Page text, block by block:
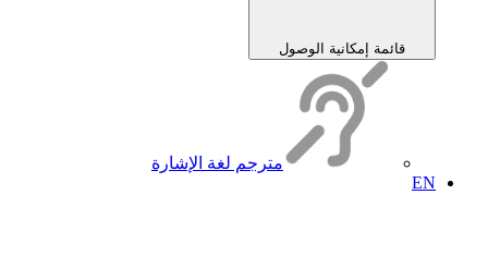
قائمة إمكانية الوصول
مترجم لغة الإشارة
EN